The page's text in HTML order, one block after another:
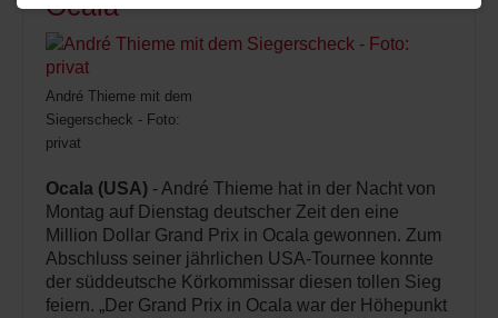
André Thieme mit dem
Siegerscheck - Foto:
privat
Ocala (USA) - André Thieme hat in der Nacht von
Montag auf Dienstag deutscher Zeit den eine
Million Dollar Grand Prix in Ocala gewonnen. Zum
Abschluss seiner jährlichen USA-Tournee konnte
der süddeutsche Körkommissar diesen tollen Sieg
feiern. „Der Grand Prix in Ocala war der Höhepunkt